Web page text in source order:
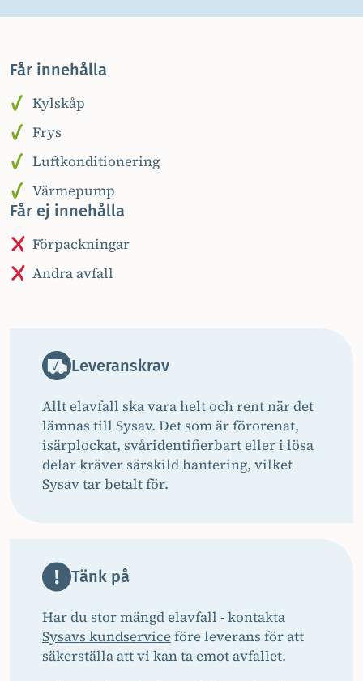
Får innehålla
Kylskåp
Frys
Luftkonditionering
Värmepump
Får ej innehålla
Förpackningar
Andra avfall
Leveranskrav
Allt elavfall ska vara helt och rent när det
lämnas till Sysav. Det som är förorenat,
isärplockat, svåridentifierbart eller i lösa
delar kräver särskild hantering, vilket
Sysav tar betalt för.
Tänk på
Har du stor mängd elavfall - kontakta
Sysavs kundserviceföre leverans för att
säkerställa att vi kan ta emot avfallet.